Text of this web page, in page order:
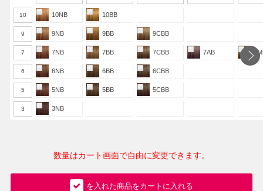
10 10NB 10BB
9 9NB 9BB 9CBB
7 7NB 7BB 7CBB 7AB
6 6NB 6BB 6CBB
5 5NB 5BB 5CBB
3 3NB
数量はカート画面で自由に変更できます。
を入れた商品をカートに入れる